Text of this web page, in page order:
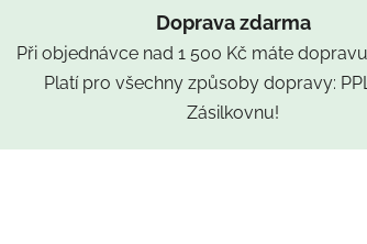
Doprava zdarma
Při objednávce nad 1 500 Kč máte
Platí pro všechny způsoby dopravy:
Zásilkovnu!